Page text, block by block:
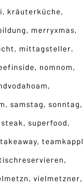
kräuterküche
merryxmas
mittagsteller
nomnom
samstag
sonntag
steak
superfood
takeaway teamkappl
vielmetzner